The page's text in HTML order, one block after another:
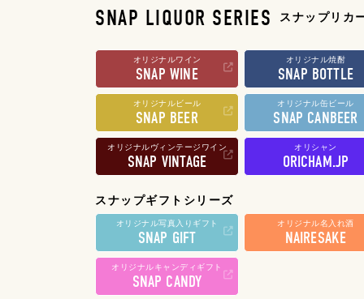
SNAP LIQUOR SERIES スナップリカ
オリジナルワイン
SNAP WINE
オリジナル焼酎
SNAP BOTTLE
オリジナルビール
SNAP BEER
オリジナル缶ビール
SNAP CANBEER
オリジナルヴィンテージワイン
SNAP VINTAGE
オリシャン
ORICHAM.JP
スナップギフトシリーズ
オリジナル写真入りギフト
SNAP GIFT
オリジナル名入れ酒
NAIRESAKE
オリジナルキャンディギフト
SNAP CANDY